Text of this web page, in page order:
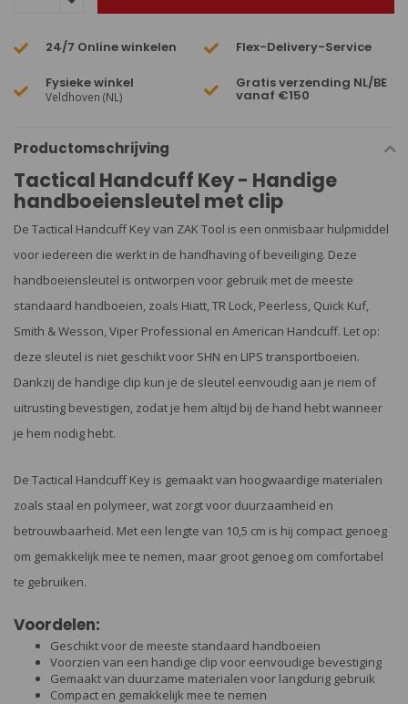
24/7 Online winkelen Flex-Delivery-Service
Fysieke winkel
Veldhoven (NL)
Gratis verzending NL/BE
vanaf €150
Productomschrijving
Tactical Handcuff Key - Handige
handboeiensleutel met clip
De Tactical Handcuff Key van ZAK Tool is een onmisbaar hulpmiddel
voor iedereen die werkt in de handhaving of beveiliging. Deze
handboeiensleutel is ontworpen voor gebruik met de meeste
standaard handboeien, zoals Hiatt, TR Lock, Peerless, Quick Kuf,
Smith & Wesson, Viper Professional en American Handcuff. Let op:
deze sleutel is niet geschikt voor SHN en LIPS transportboeien.
Dankzij de handige clip kun je de sleutel eenvoudig aan je riem of
uitrusting bevestigen, zodat je hem altijd bij de hand hebt wanneer
je hem nodig hebt.
De Tactical Handcuff Key is gemaakt van hoogwaardige materialen
zoals staal en polymeer, wat zorgt voor duurzaamheid en
betrouwbaarheid. Met een lengte van 10,5 cm is hij compact genoeg
om gemakkelijk mee te nemen, maar groot genoeg om comfortabel
te gebruiken.
Voordelen:
Geschikt voor de meeste standaard handboeien
Voorzien van een handige clip voor eenvoudige bevestiging
Gemaakt van duurzame materialen voor langdurig gebruik
Compact en gemakkelijk mee te nemen